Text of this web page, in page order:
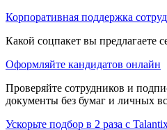
Корпоративная поддержка
Какой соцпакет вы предлагаете
Оформляйте кандидатов онлайн
Проверяйте сотрудников и
документы без бумаг и личных
Ускорьте подбор в 2 раза с